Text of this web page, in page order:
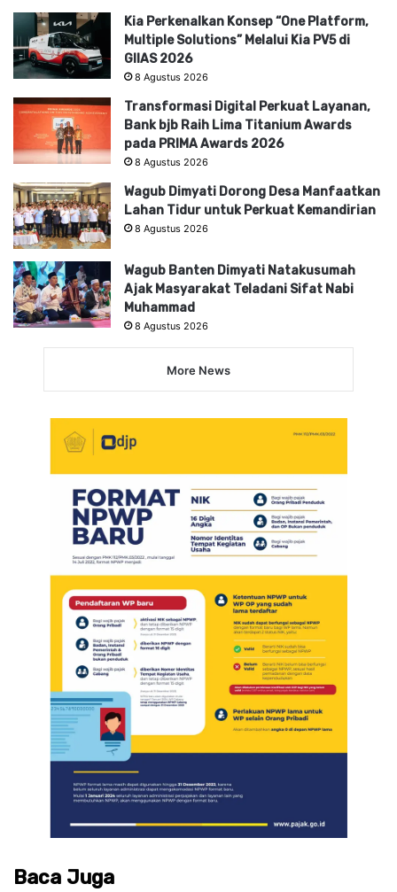
Kia Perkenalkan Konsep “One Platform,
Multiple Solutions” Melalui Kia PV5 di
GIIAS 2026
8 Agustus 2026
Transformasi Digital Perkuat Layanan,
Bank bjb Raih Lima Titanium Awards
pada PRIMA Awards 2026
8 Agustus 2026
Wagub Dimyati Dorong Desa Manfaatkan
Lahan Tidur untuk Perkuat Kemandirian
8 Agustus 2026
Wagub Banten Dimyati Natakusumah
Ajak Masyarakat Teladani Sifat Nabi
Muhammad
8 Agustus 2026
More News
Baca Juga